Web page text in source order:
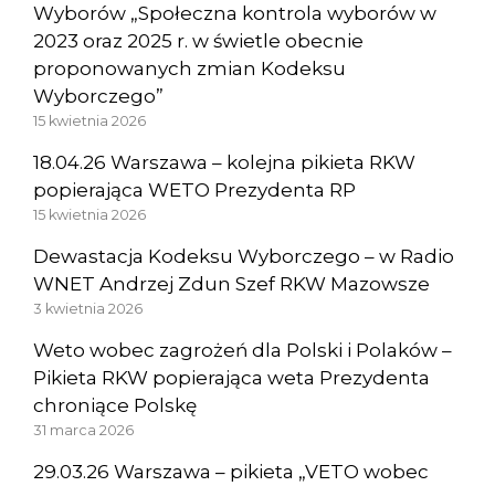
Wyborów „Społeczna kontrola wyborów w
2023 oraz 2025 r. w świetle obecnie
proponowanych zmian Kodeksu
Wyborczego”
15 kwietnia 2026
18.04.26 Warszawa – kolejna pikieta RKW
popierająca WETO Prezydenta RP
15 kwietnia 2026
Dewastacja Kodeksu Wyborczego – w Radio
WNET Andrzej Zdun Szef RKW Mazowsze
3 kwietnia 2026
Weto wobec zagrożeń dla Polski i Polaków –
Pikieta RKW popierająca weta Prezydenta
chroniące Polskę
31 marca 2026
29.03.26 Warszawa – pikieta „VETO wobec